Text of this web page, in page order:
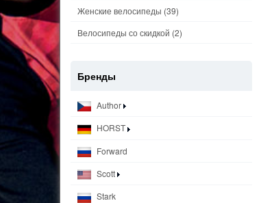
Женские велосипеды (39)
Велосипеды со скидкой (2)
Бренды
Author
HORST
Forward
Scott
Stark